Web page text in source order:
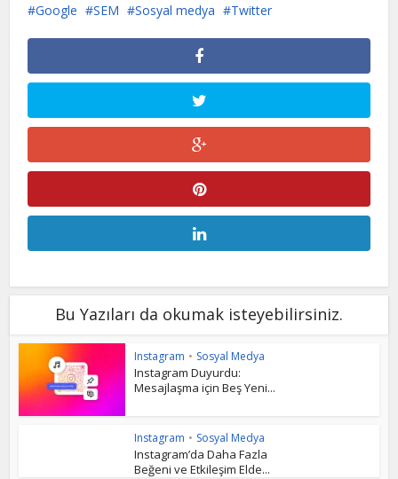
Google SEM Sosyal medya Twitter
Bu Yazıları da okumak isteyebilirsiniz.
Instagram • Sosyal Medya
Instagram Duyurdu:
Mesajlaşma için Beş Yeni...
Instagram • Sosyal Medya
Instagram’da Daha Fazla
Beğeni ve Etkileşim Elde...